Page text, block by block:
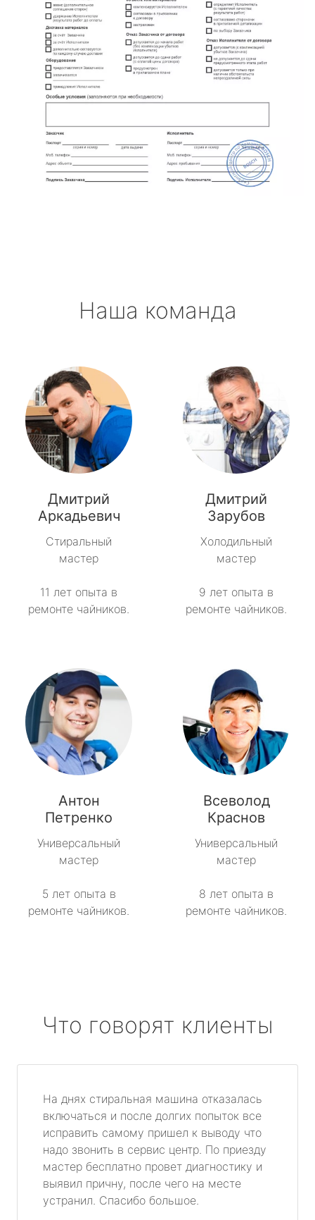
Наша команда
Дмитрий
Аркадьевич
Стиральный
мастер
11 лет опыта в
ремонте чайников.
Дмитрий
Зарубов
Холодильный
мастер
9 лет опыта в
ремонте чайников.
Антон
Петренко
Универсальный
мастер
5 лет опыта в
ремонте чайников.
Всеволод
Краснов
Универсальный
мастер
8 лет опыта в
ремонте чайников.
Что говорят клиенты
На днях стиральная машина отказалась
включаться и после долгих попыток все
исправить самому пришел к выводу что
надо звонить в сервис центр. По приезду
мастер бесплатно провет диагностику и
выявил причну, после чего на месте
устранил. Спасибо большое.